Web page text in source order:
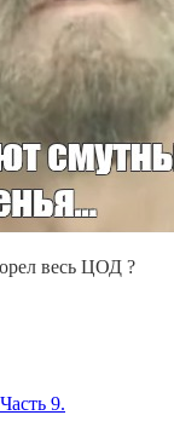
весь ЦОД ?
9.